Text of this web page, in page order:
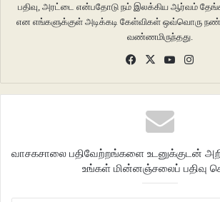
பதிவு, அரட்டை என்பதோடு நம் இலக்கிய ஆர்வம்
என எங்களுக்குள் அடிக்கடி கேள்விகள் ஒவ்வொரு
வண்ணமிருந்தது.
Facebook
X YouTube
வாசகசாலை பதிவேற்றங்களை உடனுக்குடன்
உங்கள் மின்னஞ்சலைப் பதிவு